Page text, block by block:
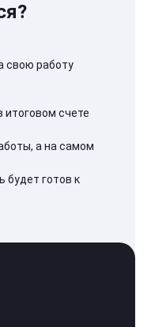
свою работу
счете
а на самом
будет готов к